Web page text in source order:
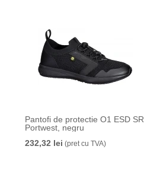
Pantofi de protectie O1 ESD SR
Portwest, negru
232,32 lei (pret cu TVA)